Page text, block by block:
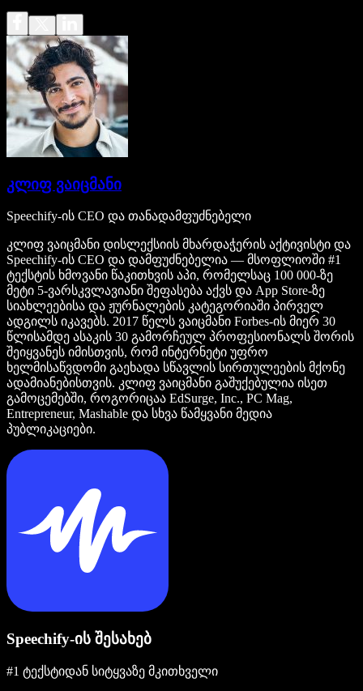
კლიფ ვაიცმანი
Speechify-ის CEO და თანადამფუძნებელი
კლიფ ვაიცმანი დისლექსიის მხარდაჭერის აქტივისტი და
Speechify-ის CEO და დამფუძნებელია — მსოფლიოში #1
ტექსტის ხმოვანი წაკითხვის აპი, რომელსაც 100 000-ზე
მეტი 5-ვარსკვლავიანი შეფასება აქვს და App Store-ზე
სიახლეებისა და ჟურნალების კატეგორიაში პირველ
ადგილს იკავებს. 2017 წელს ვაიცმანი Forbes-ის მიერ 30
წლისამდე ასაკის 30 გამორჩეულ პროფესიონალს შორის
შეიყვანეს იმისთვის, რომ ინტერნეტი უფრო
ხელმისაწვდომი გაეხადა სწავლის სირთულეების მქონე
ადამიანებისთვის. კლიფ ვაიცმანი გაშუქებულია ისეთ
გამოცემებში, როგორიცაა EdSurge, Inc., PC Mag,
Entrepreneur, Mashable და სხვა წამყვანი მედია
პუბლიკაციები.
Speechify-ის შესახებ
#1 ტექსტიდან სიტყვაზე მკითხველი